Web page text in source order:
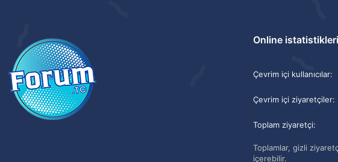
Online istatistikleri
Çevrim içi kullanıcılar
Çevrim içi ziyaretçiler
Toplam ziyaretçi
Toplamlar, gizli
içerebilir.